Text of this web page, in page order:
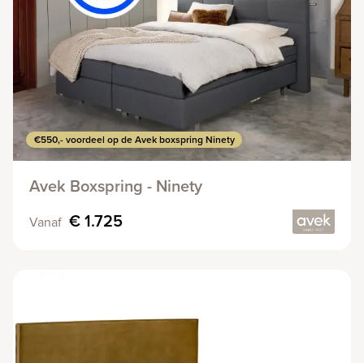
€550,- voordeel op de Avek boxspring Ninety
Avek Boxspring - Ninety
Vanaf € 1.725